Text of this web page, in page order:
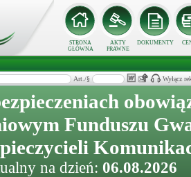
STRONA
GŁÓWNA
AKTY
PRAWNE
DOKUMENTY
Art./§ Wyłącz
Funduszu
na dzień: 06.08.2026